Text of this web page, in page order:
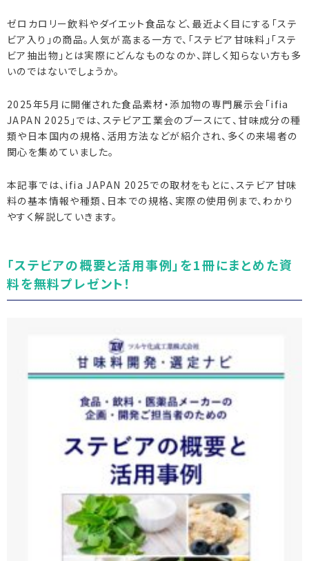
ゼロカロリー飲料やダイエット食品など、最近よく目にする「ステ
ビア入り」の商品。人気が高まる一方で、「ステビア甘味料」「ステ
ビア抽出物」とは実際にどんなものなのか、詳しく知らない方も多
いのではないでしょうか。
2025年5月に開催された食品素材・添加物の専門展示会「ifia
JAPAN 2025」では、ステビア工業会のブースにて、甘味成分の種
類や日本国内の規格、活用方法などが紹介され、多くの来場者の
関心を集めていました。
本記事では、ifia JAPAN 2025での取材をもとに、ステビア甘味
料の基本情報や種類、日本での規格、実際の使用例まで、わかり
やすく解説していきます。
「ステビアの概要と活用事例」を1冊にまとめた資
料を無料プレゼント！